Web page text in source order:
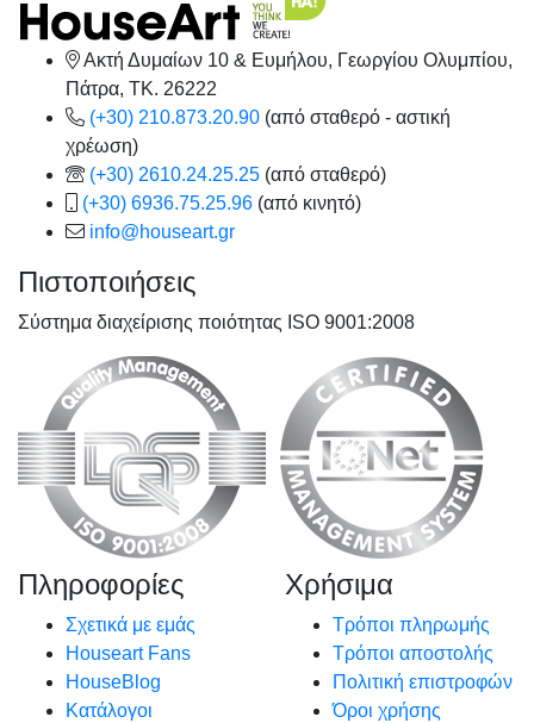
Ακτή Δυμαίων 10 & Ευμήλου, Γεωργίου Ολυμπίου,
Πάτρα, TK. 26222
(+30) 210.873.20.90 (από σταθερό - αστική
χρέωση)
(+30) 2610.24.25.25 (από σταθερό)
(+30) 6936.75.25.96 (από κινητό)
info@houseart.gr
Πιστοποιήσεις
Σύστημα διαχείρισης ποιότητας ISO 9001:2008
Πληροφορίες
Σχετικά με εμάς
Houseart Fans
HouseBlog
Κατάλογοι
Χρήσιμα
Τρόποι πληρωμής
Τρόποι αποστολής
Πολιτική επιστροφών
Όροι χρήσης